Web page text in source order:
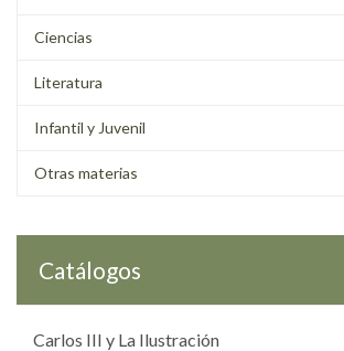
Ciencias
Literatura
Infantil y Juvenil
Otras materias
Catálogos
Carlos III y La Ilustración